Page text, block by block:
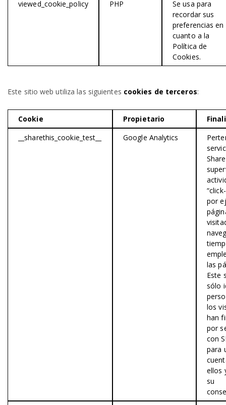
viewed_cookie_policy
PHP
Se usa para
recordar sus
preferencias en
cuanto a la
Política de
Cookies.
Este sitio web utiliza las siguientes cookies de terceros:
Cookie Propietario
__sharethis_cookie_test__
Google Analytics
por
las
Este
sólo
los
han
por
con
para
ellos
su